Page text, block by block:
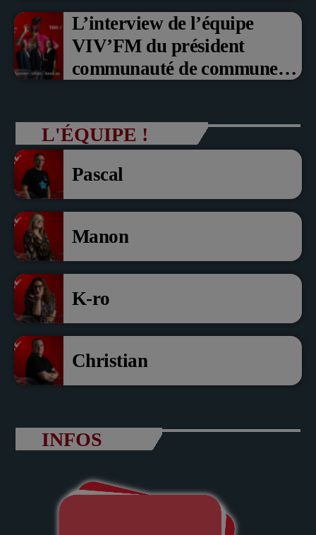
L’interview de l’équipe
VIV’FM du président
communauté de communes
président com de com
L'ÉQUIPE !
Pascal
Manon
K-ro
Christian
INFOS